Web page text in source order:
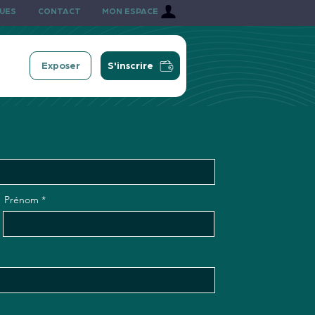
CONTACT MON ESPACE
Exposer S'inscrire
Prénom